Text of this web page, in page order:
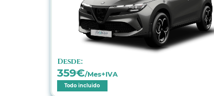
Desde:
359€/Mes+IVA
Todo incluido